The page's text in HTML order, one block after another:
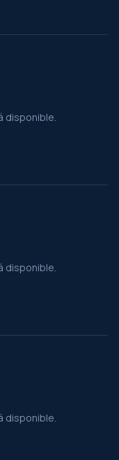
disponible.
disponible.
disponible.